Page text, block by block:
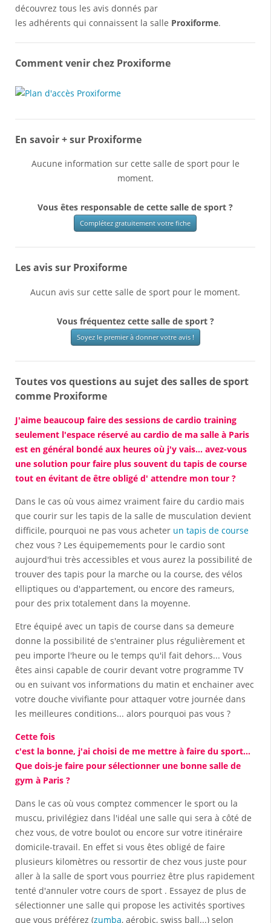
découvrez tous les avis donnés par
les adhérents qui connaissent la salle Proxiforme.
Comment venir chez Proxiforme
En savoir + sur Proxiforme
Aucune information sur cette salle de sport pour le
moment.
Vous êtes responsable de cette salle de sport ?
Complétez gratuitement votre fiche
Les avis sur Proxiforme
Aucun avis sur cette salle de sport pour le moment.
Vous fréquentez cette salle de sport ?
Soyez le premier à donner votre avis !
Toutes vos questions au sujet des salles de sport
comme Proxiforme
J'aime beaucoup faire des sessions de cardio training
seulement l'espace réservé au cardio de ma salle à Paris
est en général bondé aux heures où j'y vais... avez-vous
une solution pour faire plus souvent du tapis de course
tout en évitant de être obligé d' attendre mon tour ?
Dans le cas où vous aimez vraiment faire du cardio mais
que courir sur les tapis de la salle de musculation devient
difficile, pourquoi ne pas vous acheter un tapis de course
chez vous ? Les équipemements pour le cardio sont
aujourd'hui très accessibles et vous aurez la possibilité de
trouver des tapis pour la marche ou la course, des vélos
elliptiques ou d'appartement, ou encore des rameurs,
pour des prix totalement dans la moyenne.
Etre équipé avec un tapis de course dans sa demeure
donne la possibilité de s'entrainer plus régulièrement et
peu importe l'heure ou le temps qu'il fait dehors... Vous
êtes ainsi capable de courir devant votre programme TV
ou en suivant vos informations du matin et enchainer avec
votre douche vivifiante pour attaquer votre journée dans
les meilleures conditions... alors pourquoi pas vous ?
Cette fois
c'est la bonne, j'ai choisi de me mettre à faire du sport...
Que dois-je faire pour sélectionner une bonne salle de
gym à Paris ?
Dans le cas où vous comptez commencer le sport ou la
muscu, privilégiez dans l'idéal une salle qui sera à côté de
chez vous, de votre boulot ou encore sur votre itinéraire
domicile-travail. En effet si vous êtes obligé de faire
plusieurs kilomètres ou ressortir de chez vous juste pour
aller à la salle de sport vous pourriez être plus rapidement
tenté d'annuler votre cours de sport . Essayez de plus de
sélectionner une salle qui propose les activités sportives
que vous préférez (zumba, aérobic, swiss ball...) selon